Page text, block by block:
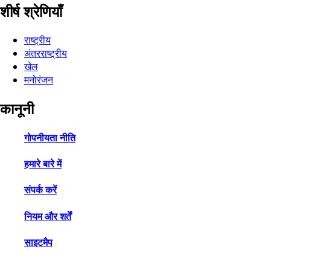
शीर्ष श्रेणियाँ
राष्ट्रीय
अंतरराष्ट्रीय
खेल
मनोरंजन
कानूनी
गोपनीयता नीति
हमारे बारे में
संपर्क करें
नियम और शर्तें
साइटमैप